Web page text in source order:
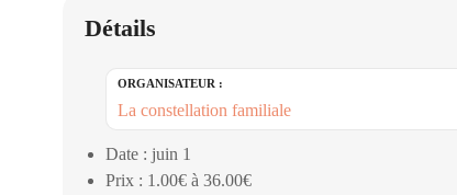
Détails
ORGANISATEUR :
La constellation familiale
Date : juin 1
Prix : 1.00€ à 36.00€